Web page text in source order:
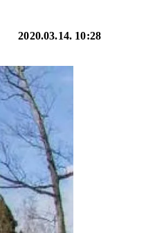
2020.03.14. 10:28